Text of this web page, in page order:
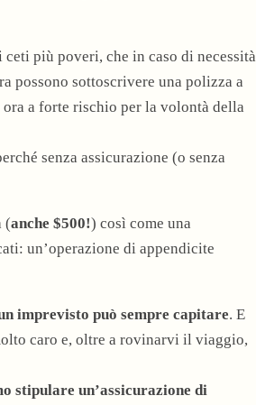
più poveri, che in caso di necessità
possono sottoscrivere una polizza a
a forte rischio per la volontà della
senza assicurazione (o senza
(anche $500!) così come una
un’operazione di appendicite
imprevisto può sempre capitare. E
caro e, oltre a rovinarvi il viaggio,
stipulare un’assicurazione di